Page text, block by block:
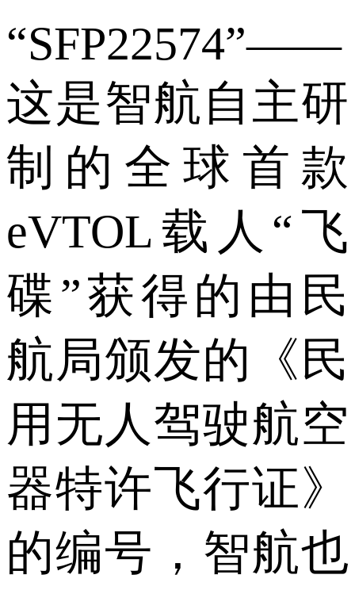
“SFP22574”——
这是智航自主研
制的全球首款
eVTOL载人“飞
碟”获得的由民
航局颁发的《民
用无人驾驶航空
器特许飞行证》
的编号，智航也